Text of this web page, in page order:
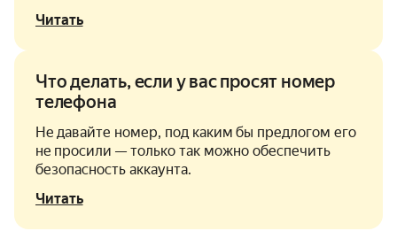
Читать
Что делать, если у вас просят номер
телефона
Не давайте номер, под каким бы предлогом его
не просили — только так можно обеспечить
безопасность аккаунта.
Читать